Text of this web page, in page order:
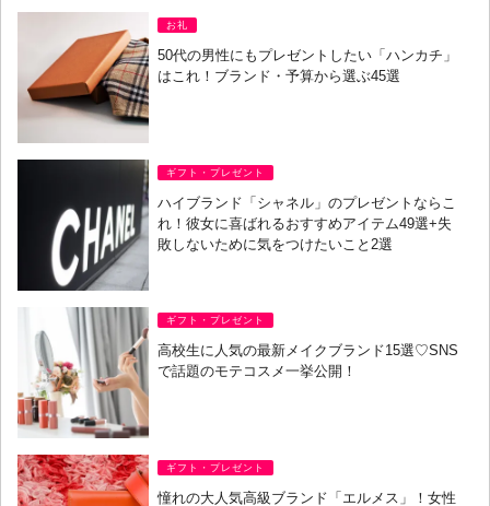
お礼
50代の男性にもプレゼントしたい「ハンカチ」
はこれ！ブランド・予算から選ぶ45選
ギフト・プレゼント
ハイブランド「シャネル」のプレゼントならこ
れ！彼女に喜ばれるおすすめアイテム49選+失
敗しないために気をつけたいこと2選
ギフト・プレゼント
高校生に人気の最新メイクブランド15選♡SNS
で話題のモテコスメ一挙公開！
ギフト・プレゼント
憧れの大人気高級ブランド「エルメス」！女性